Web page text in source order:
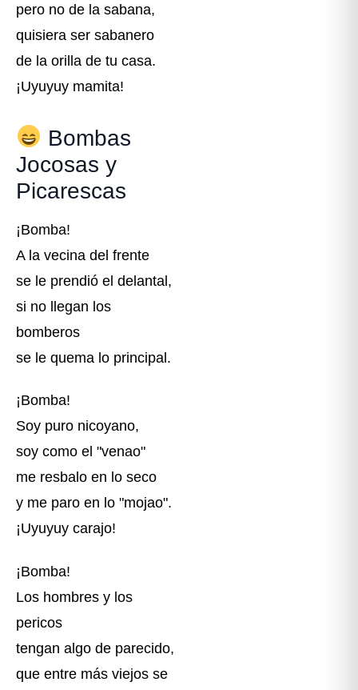
pero no de la sabana,
quisiera ser sabanero
de la orilla de tu casa.
¡Uyuyuy mamita!
Bombas
Jocosas y
Picarescas
¡Bomba!
A la vecina del frente
se le prendió el delantal,
si no llegan los
bomberos
se le quema lo principal.
¡Bomba!
Soy puro nicoyano,
soy como el "venao"
me resbalo en lo seco
y me paro en lo "mojao".
¡Uyuyuy carajo!
¡Bomba!
Los hombres y los
pericos
tengan algo de parecido,
que entre más viejos se